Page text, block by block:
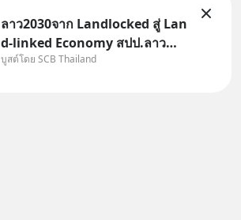
ลาว2030จาก Landlocked สู่ Lan
d-linked Economy สปป.ลาว
กำลังเปลี่ยนบทบาทจาก “ประเทศ
บูสต์โดย SCB Thailand